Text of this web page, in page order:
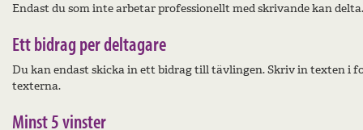
Endast du som inte arbetar professionellt med skrivande kan
Ett bidrag per deltagare
Du kan endast skicka in ett bidrag till tävlingen. Skriv in texten i
texterna.
Minst 5 vinster